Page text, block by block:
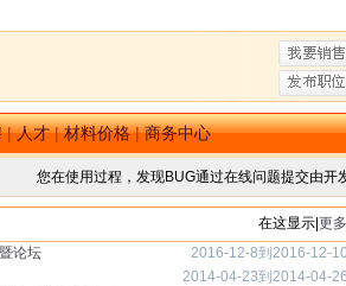
|人才|材料价格|商务中心
您在使用过程，发现BUG通过在线问题提交由开
在这显示| 更多
论坛
2016-12-8到2016-12-10
2014-04-23到2014-04-26